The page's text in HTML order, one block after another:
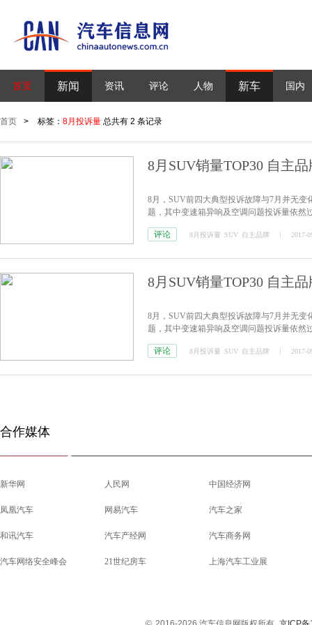
首页 新闻 资讯 评论 人物 新车 国内
首页 > 标签： 8月投诉量 总共有 2 条记录
8月SUV销量TOP30 自主
8月，SUV前四大典型投诉故障与7月并无
题，其中变速箱异响及空调问题投诉量依然
评论
8月投诉量 SUV 自主品牌 2017-
8月SUV销量TOP30 自主
8月，SUV前四大典型投诉故障与7月并无
题，其中变速箱异响及空调问题投诉量依然
评论
8月投诉量 SUV 自主品牌 2017-
合作媒体
新华网 人民网 中国经济网
凤凰汽车 网易汽车 汽车之家
和讯汽车 汽车产经网 汽车商务网
汽车网络安全峰会 21世纪房车 上海汽车工业展